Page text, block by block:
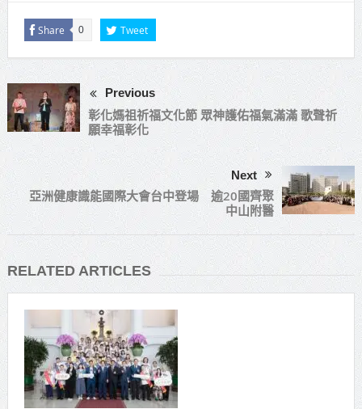
Share 0 Tweet
Previous
彰化媽祖祈福文化節 眾神護佑福氣滿滿 歌聲祈
願幸福彰化
Next
亞洲健康識能國際大會台中登場 逾20國齊聚
中山附醫
RELATED ARTICLES